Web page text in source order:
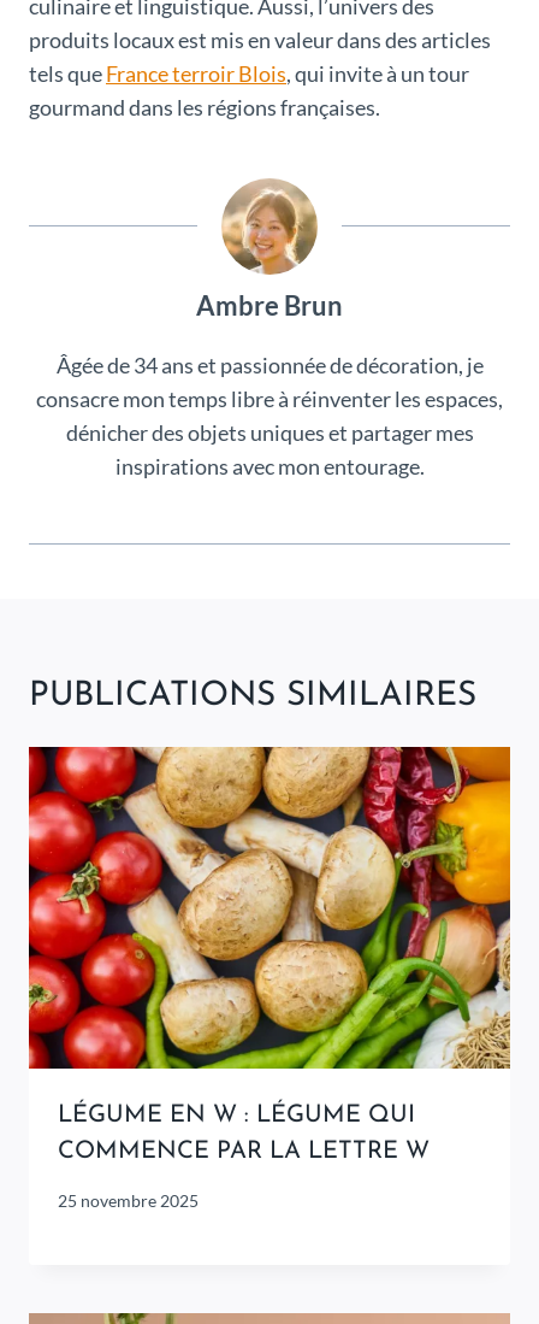
culinaire et linguistique. Aussi, l’univers des
produits locaux est mis en valeur dans des articles
tels queFrance terroir Blois, qui invite à un tour
gourmand dans les régions françaises.
Ambre Brun
Âgée de 34 ans et passionnée de décoration, je
consacre mon temps libre à réinventer les espaces,
dénicher des objets uniques et partager mes
inspirations avec mon entourage.
PUBLICATIONS SIMILAIRES
LÉGUME EN W : LÉGUME QUI
COMMENCE PAR LA LETTRE W
25 novembre 2025